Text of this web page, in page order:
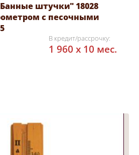
штучки" 18028
с песочными
В кредит/рассрочку:
1 960 x 10 мес.